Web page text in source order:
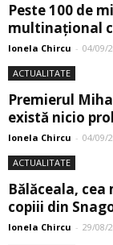
Peste 100 de
multinațional
Ionela Chircu - 04/09/
ACTUALITATE
Premierul
există nicio
Ionela Chircu - 04/09/
ACTUALITATE
Bălăceala,
copiii din
Ionela Chircu - 29/08/